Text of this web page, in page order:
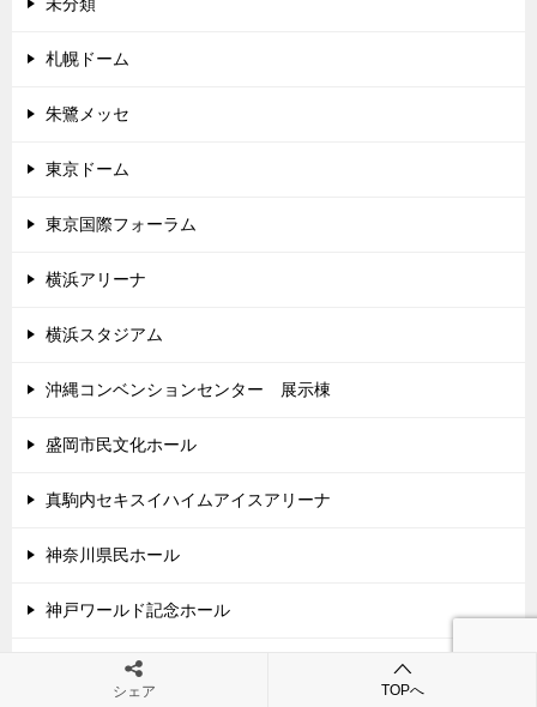
札幌ドーム
朱鷺メッセ
東京ドーム
東京国際フォーラム
横浜アリーナ
横浜スタジアム
沖縄コンベンションセンター 展示棟
盛岡市民文化ホール
真駒内セキスイハイムアイスアリーナ
神奈川県民ホール
神戸ワールド記念ホール
神戸国際会館
シェア TOPへ